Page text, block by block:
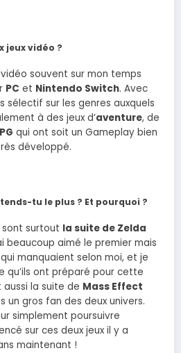
jeux vidéo ?
souvent sur mon temps
PC et Nintendo Switch. Avec
sélectif sur les genres auxquels
à des jeux d’aventure, de
qui ont soit un Gameplay bien
développé.
tu le plus ? Et pourquoi ?
sont surtout la suite de Zelda
beaucoup aimé le premier mais
manquaient selon moi, et je
qu’ils ont préparé pour cette
aussi la suite de Mass Effect
un gros fan des deux univers.
simplement poursuivre
sur ces deux jeux il y a
maintenant !